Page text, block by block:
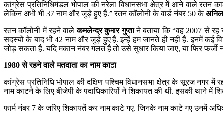
कांग्रेस प्रतिनिधिमंडल भोपाल की नरेला विधानसभा क्षेत्र में आने वाले रतन
लेकिन अभी भी 37 नाम और जुड़े हुए हैं.” रतन कॉलोनी के वार्ड नंबर 50 केअनिल
रतन कॉलोनी में रहने वालेकमलेन्द्र कुमार गुप्ताने बताया कि “वह 2007 से
सदस्यों के बाद भी 42 नाम और जुड़े हुए हैं. इन्हें हम जानते ही नहीं हैं. इनमें कई
जोड़ सकता है. यदि मकान नंबर गलत है तो उसे सुधार किया जाए, या फिर फर्जी
1980 से रहने वाले मतदाता का नाम काटा
कांग्रेस प्रतिनिधि भोपाल की दक्षिण पश्चिम विधानसभा क्षेत्र के सूरज नगर
नाम काटने के लिए बीजेपी के पदाधिकारियों ने शिकायत की थी. इसकी थाने में
फार्म नंबर 7 के जरिए शिकायतें कर नाम काटे गए. जिनके नाम काटे गए उनमें